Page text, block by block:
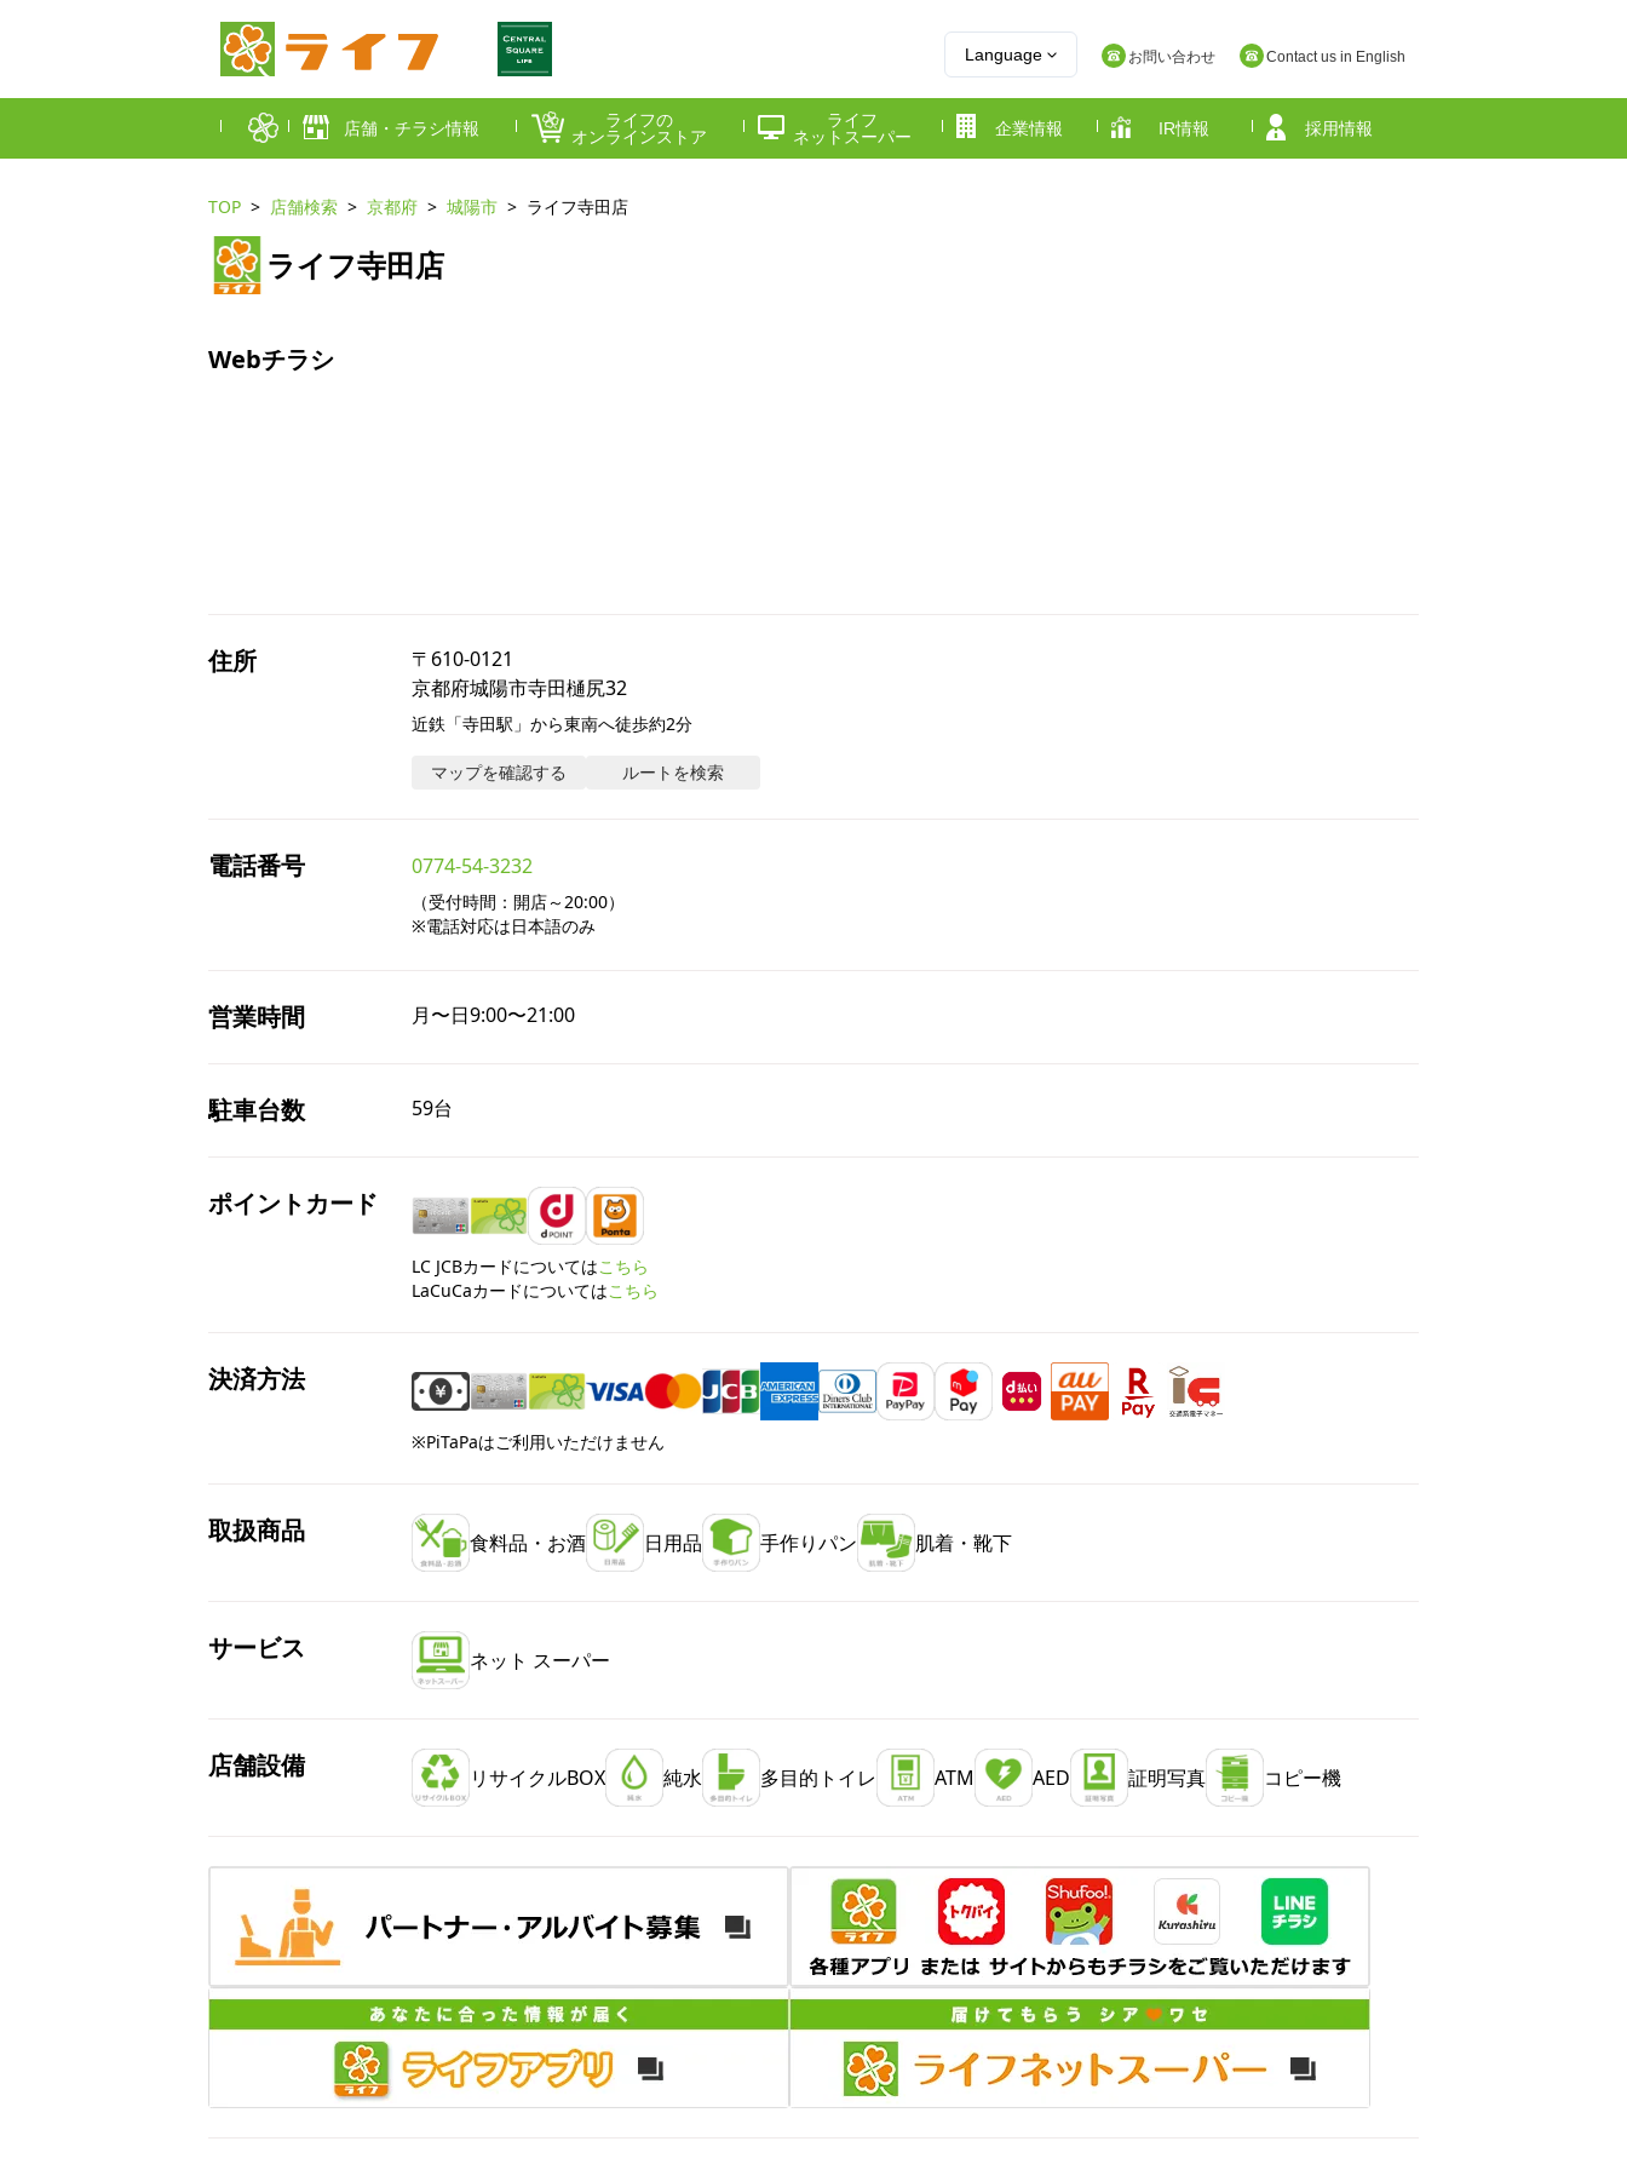
Language お問い合わせ Contact us in English
店舗・チラシ情報
東京都
大阪市
ライフの
オンラインストア
ライフ
ネットスーパー
企業情報 IR情報 採用情報
TOP 店舗検索 京都府 城陽市 ライフ寺田店
ライフ寺田店
Webチラシ
住所 〒 610-0121
京都府城陽市寺田樋尻32
近鉄「寺田駅」から東南へ徒歩約2分
マップを確認する ルートを検索
電話番号 0774-54-3232
（受付時間：開店～20:00）
※電話対応は日本語のみ
営業時間 月〜日9:00〜21:00
駐車台数 59台
ポイントカード
LC JCBカードについてはこちら
LaCuCaカードについてはこちら
決済方法
※PiTaPaはご利用いただけません
取扱商品 食料品・お酒 日用品 手作りパン 肌着・靴下
サービス ネット スーパー
店舗設備 リサイクルBOX 純水 多目的トイレ ATM AED 証明写真 コピー機